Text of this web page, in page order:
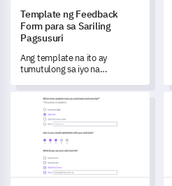
Template ng Feedback
Form para sa Sariling
Pagsusuri
Ang template na ito ay
tumutulong sa iyo na
pananaw tungkol sa mga
empleyado ukol sa kanilang
kakayahan, pagganap, at mga
pangangailangan sa
propesyonal na pag-unlad.
Template ng survey para sa